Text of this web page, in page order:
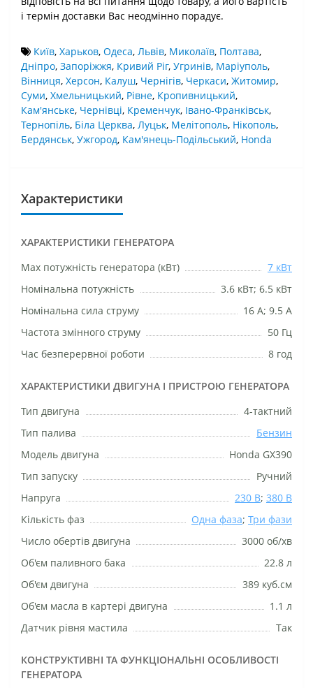
і термін доставки Вас неодмінно порадує.
Київ, Харьков, Одеса, Львів, Миколаїв, Полтава,
Дніпро, Запоріжжя, Кривий Ріг, Угринів, Маріуполь,
Вінниця, Херсон, Калуш, Чернігів, Черкаси, Житомир,
Суми, Хмельницький, Рівне, Кропивницький,
Кам'янське, Чернівці, Кременчук, Івано-Франківськ,
Тернопіль, Біла Церква, Луцьк, Мелітополь, Нікополь,
Бердянськ, Ужгород, Кам'янець-Подільський, Honda
Характеристики
ХАРАКТЕРИСТИКИ ГЕНЕРАТОРА
Маx потужність генератора (кВт)
7 кВт
Номінальна потужність
3.6 кВт; 6.5 кВт
Номінальна сила струму
16 А; 9.5 А
Частота змінного струму
50 Гц
Час безперервної роботи
8 год
ХАРАКТЕРИСТИКИ ДВИГУНА І ПРИСТРОЮ ГЕНЕРАТОРА
Тип двигуна
4-тактний
Тип палива
Бензин
Модель двигуна
Honda GX390
Тип запуску
Ручний
Напруга
230 В; 380 В
Кількість фаз
Одна фаза; Три фази
Число обертів двигуна
3000 об/хв
Об'єм паливного бака
22.8 л
Об'єм двигуна
389 куб.см
Об'єм масла в картері двигуна
1.1 л
Датчик рівня мастила
Так
КОНСТРУКТИВНІ ТА ФУНКЦІОНАЛЬНІ ОСОБЛИВОСТІ
ГЕНЕРАТОРА